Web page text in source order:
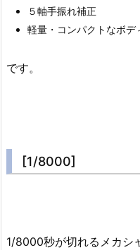
５軸手振れ補正
軽量・コンパクトなボデ
です。
[1/8000]
1/8000秒が切れるメカシ